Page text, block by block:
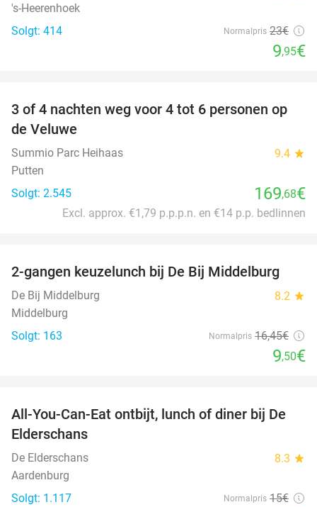
's-Heerenhoek
Solgt: 414
Normalpris 23€
9,95€
3 of 4 nachten weg voor 4 tot 6 personen op
de Veluwe
Summio Parc Heihaas 9.4 star
Putten
Solgt: 2.545
169,68€
Excl. approx. €1,79 p.p.p.n. en €14 p.p. bedlinnen
42%
2-gangen keuzelunch bij De Bij Middelburg
De Bij Middelburg 8.2 star
Middelburg
Solgt: 163
Normalpris 16,45€
9,50€
34%
All-You-Can-Eat ontbijt, lunch of diner bij De
Elderschans
De Elderschans 8.3 star
Aardenburg
Solgt: 1.117
Normalpris 15€